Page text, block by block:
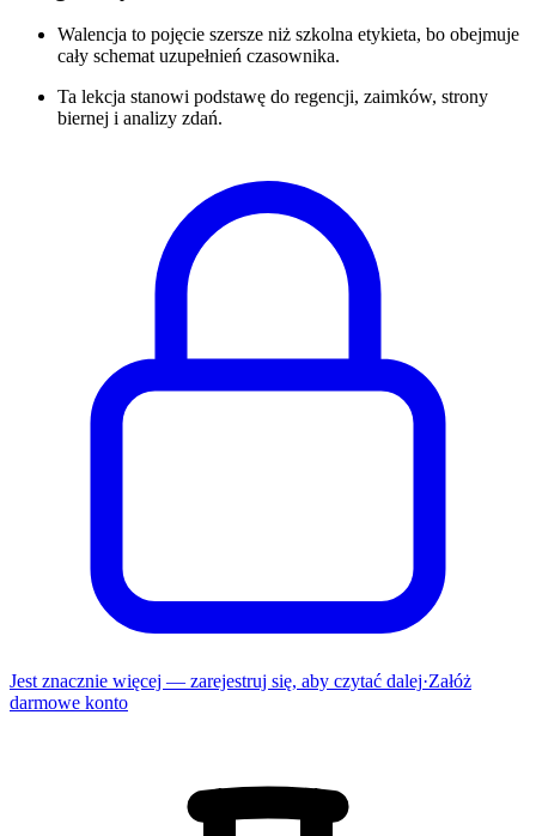
Walencja to pojęcie szersze niż szkolna etykieta, bo obejmuje
cały schemat uzupełnień czasownika.
Ta lekcja stanowi podstawę do regencji, zaimków, strony
biernej i analizy zdań.
Jest znacznie więcej — zarejestruj się, aby czytać dalej·Załóż
darmowe konto